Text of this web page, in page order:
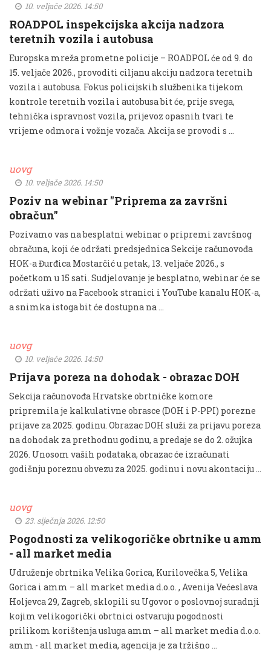
10. veljače 2026. 14:50
ROADPOL inspekcijska akcija nadzora
teretnih vozila i autobusa
Europska mreža prometne policije – ROADPOL će od 9. do
15. veljače 2026., provoditi ciljanu akciju nadzora teretnih
vozila i autobusa. Fokus policijskih službenika tijekom
kontrole teretnih vozila i autobusa bit će, prije svega,
tehnička ispravnost vozila, prijevoz opasnih tvari te
vrijeme odmora i vožnje vozača. Akcija se provodi s …
uovg
10. veljače 2026. 14:50
Poziv na webinar "Priprema za završni
obračun"
Pozivamo vas na besplatni webinar o pripremi završnog
obračuna, koji će održati predsjednica Sekcije računovođa
HOK-a Đurđica Mostarčić u petak, 13. veljače 2026., s
početkom u 15 sati. Sudjelovanje je besplatno, webinar će se
održati uživo na Facebook stranici i YouTube kanalu HOK-a,
a snimka istoga bit će dostupna na …
uovg
10. veljače 2026. 14:50
Prijava poreza na dohodak - obrazac DOH
Sekcija računovođa Hrvatske obrtničke komore
pripremila je kalkulativne obrasce (DOH i P-PPI) porezne
prijave za 2025. godinu. Obrazac DOH služi za prijavu poreza
na dohodak za prethodnu godinu, a predaje se do 2. ožujka
2026. Unosom vaših podataka, obrazac će izračunati
godišnju poreznu obvezu za 2025. godinu i novu akontaciju …
uovg
23. siječnja 2026. 12:50
Pogodnosti za velikogoričke obrtnike u amm
- all market media
Udruženje obrtnika Velika Gorica, Kurilovečka 5, Velika
Gorica i amm – all market media d.o.o. , Avenija Većeslava
Holjevca 29, Zagreb, sklopili su Ugovor o poslovnoj suradnji
kojim velikogorički obrtnici ostvaruju pogodnosti
prilikom korištenja usluga amm – all market media d.o.o.
amm - all market media, agencija je za tržišno …